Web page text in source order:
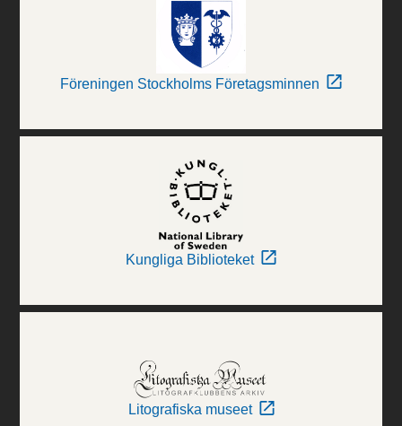
Föreningen Stockholms Företagsminnen
Kungliga Biblioteket
Litografiska museet